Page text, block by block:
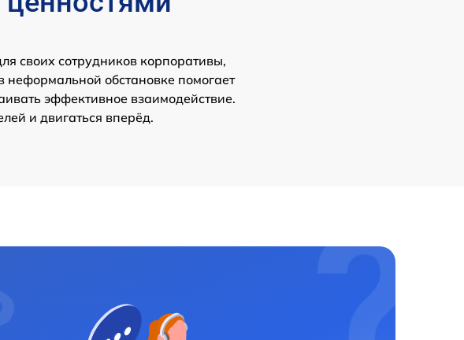
своих сотрудников корпоративы,
обстановке помогает
эффективное взаимодействие.
и двигаться вперёд.